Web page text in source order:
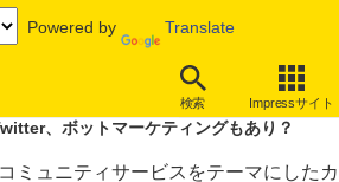
Powered by Translate
検索 Impressサイト
ト
、ボットマーケティングもあり？
ミュニティサービスをテーマにしたカ